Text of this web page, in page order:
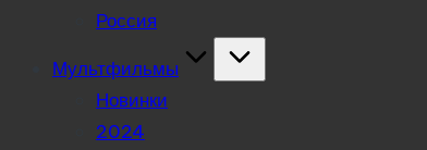
Россия
Мультфильмы
Новинки
2024